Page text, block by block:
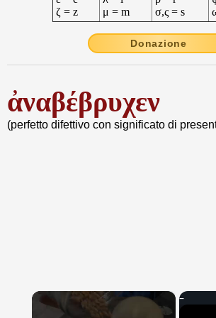
ζ = z
μ = m
σ,ς = s
Donazione
ἀναβέβρυχεν
(perfetto difettivo con significato di
×